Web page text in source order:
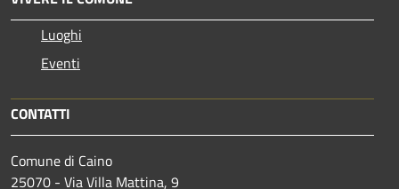
Luoghi
Eventi
CONTATTI
Comune di Caino
25070 - Via Villa Mattina, 9